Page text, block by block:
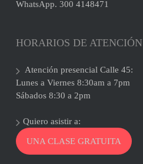
WhatsApp. 300 4148471
HORARIOS DE ATENCIÓN
Atención presencial Calle 45:
Lunes a Viernes 8:30am a 7pm
Sábados 8:30 a 2pm
Quiero asistir a:
UNA CLASE GRATUITA